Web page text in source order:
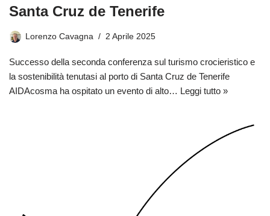
Santa Cruz de Tenerife
Lorenzo Cavagna 2 Aprile 2025
Successo della seconda conferenza sul turismo crocieristico e
la sostenibilità tenutasi al porto di Santa Cruz de Tenerife
AIDAcosma ha ospitato un evento di alto… Leggi tutto »